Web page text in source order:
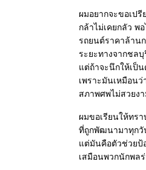
ผมอยากจะขอเปรี
กล้าไม่เคยกลัว พ
รถยนต์ราคาล้าน
ระยะทางจากชล
ต่ถ้าจะนึกให้เป็น
เพราะมันเหมือนว่
สภาพศพไม่สวยง
ผมขอเรียนให้ทรา
ที่ถูกพัฒนามาทุกวั
ต่มันคือตัวช่วยป้
เสมือนพวกนักพล